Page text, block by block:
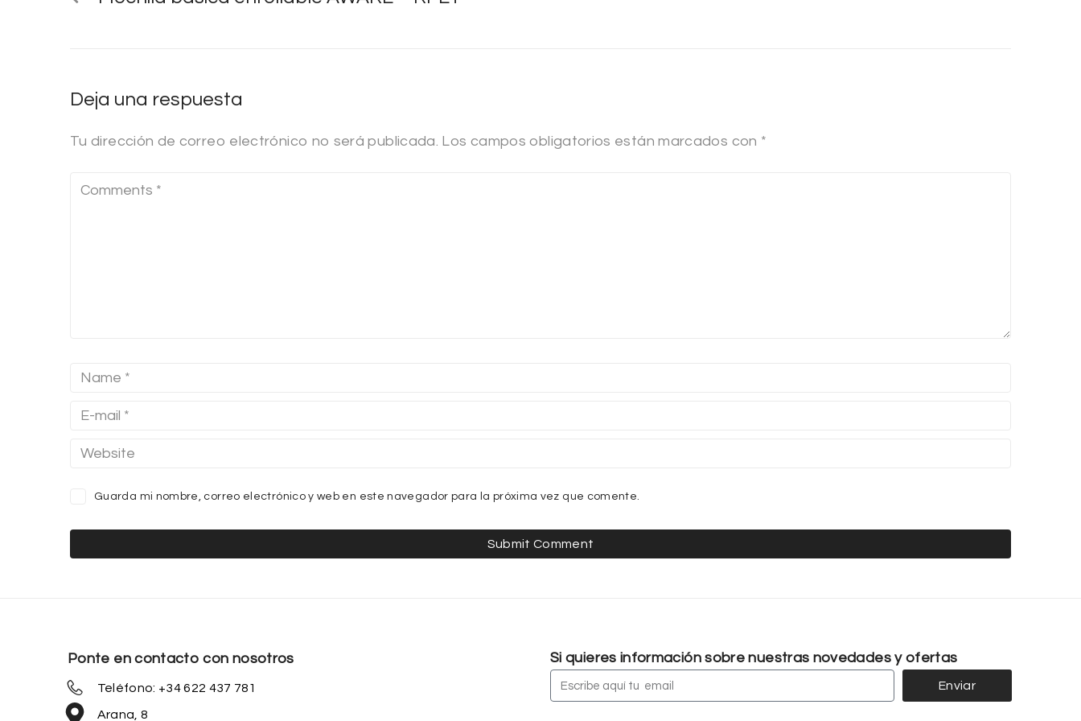
Deja una respuesta
Tu dirección de correo electrónico no será publicada. Los campos obligatorios están marcados con *
Guarda mi nombre, correo electrónico y web en este navegador para la próxima vez que comente.
Ponte en contacto con nosotros
Teléfono: +34 622 437 781
Arana, 8
Si quieres información sobre nuestras novedades y ofertas
Enviar